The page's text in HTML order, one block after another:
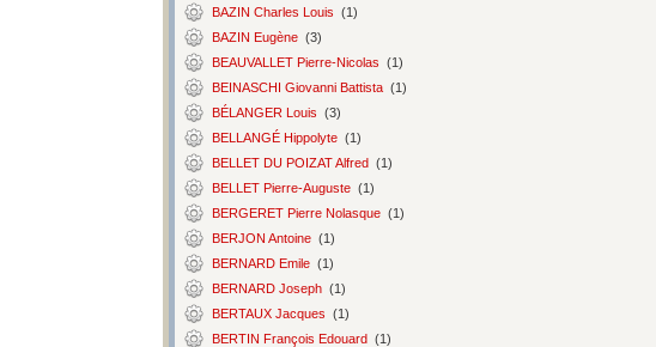
BAZIN Charles Louis (1)
BAZIN Eugène (3)
BEAUVALLET Pierre-Nicolas (1)
BEINASCHI Giovanni Battista (1)
BÉLANGER Louis (3)
BELLANGÉ Hippolyte (1)
BELLET DU POIZAT Alfred (1)
BELLET Pierre-Auguste (1)
BERGERET Pierre Nolasque (1)
BERJON Antoine (1)
BERNARD Emile (1)
BERNARD Joseph (1)
BERTAUX Jacques (1)
BERTIN François Edouard (1)